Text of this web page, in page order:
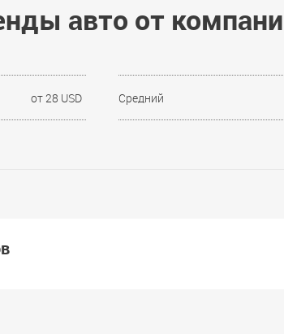
авто от
от 28 USD Средний